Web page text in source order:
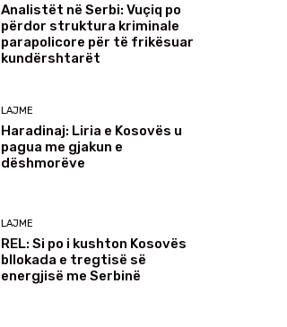
Analistët në Serbi: Vuçiq po
përdor struktura kriminale
parapolicore për të frikësuar
kundërshtarët
LAJME
Haradinaj: Liria e Kosovës u
pagua me gjakun e
dëshmorëve
LAJME
REL: Si po i kushton Kosovës
bllokada e tregtisë së
energjisë me Serbinë